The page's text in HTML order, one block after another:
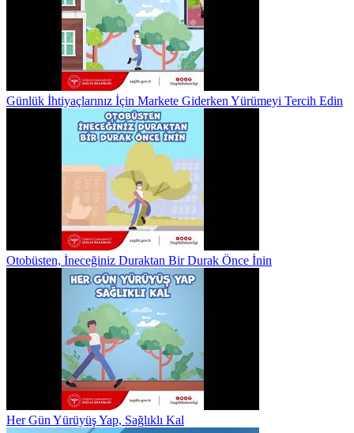
Günlük İhtiyaçlarınız İçin Markete Giderken Yürümeyi Tercih Edin
Otobüsten, İneceğiniz Duraktan Bir Durak Önce İnin
Her Gün Yürüyüş Yap, Sağlıklı Kal